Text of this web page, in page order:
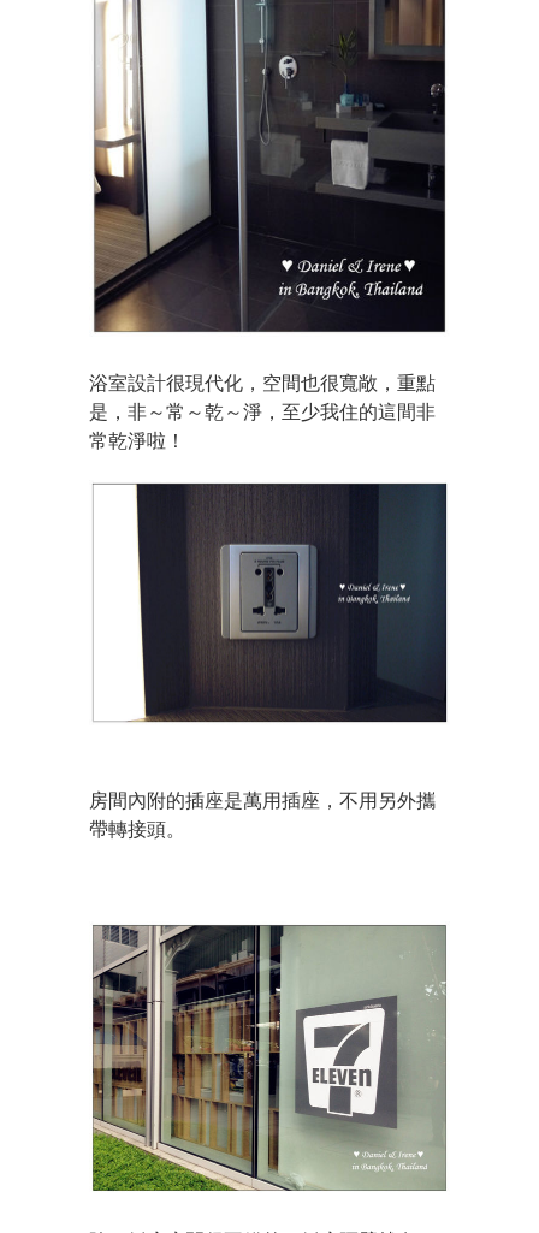
浴室設計很現代化，空間也很寬敞，重點
是，非～常～乾～淨，至少我住的這間非
常乾淨啦！
房間內附的插座是萬用插座，不用另外攜
帶轉接頭。